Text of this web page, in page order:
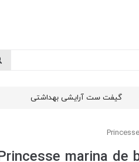
گیفت ست آرایشی بهداشتی